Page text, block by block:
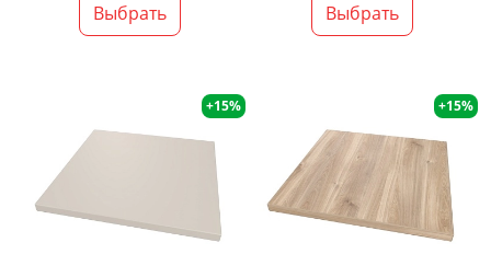
Выбрать Выбрать
+15% +15%